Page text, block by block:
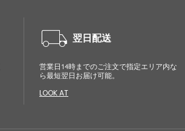
local_shipping 翌日配送
営業日14時までのご注文で指定エリア内な
ら最短翌日お届け可能。
LOOK AT